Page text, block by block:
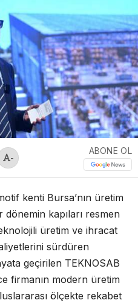
-
ABONE OL
kenti Bursa’nın üretim
kapıları resmen
üretim ve ihracat
sürdüren
geçirilen TEKNOSAB
firmanın modern üretim
ölçekte rekabet